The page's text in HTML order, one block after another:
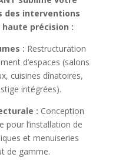
des interventions
précision :
: Restructuration
d’espaces (salons
cuisines dînatoires,
intégrées).
: Conception
pour l’installation de
et menuiseries
de gamme.